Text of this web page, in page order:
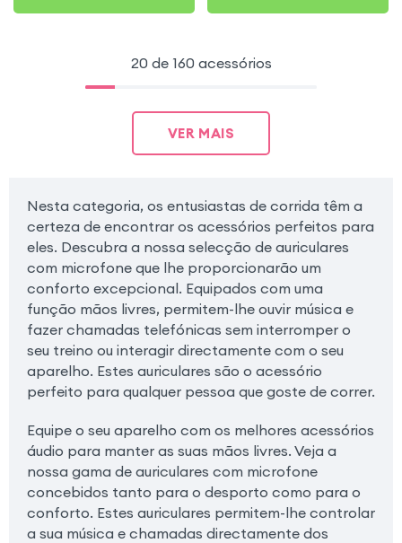
20 de 160 acessórios
VER MAIS
Nesta categoria, os entusiastas de corrida têm a
certeza de encontrar os acessórios perfeitos para
eles. Descubra a nossa selecção de auriculares
com microfone que lhe proporcionarão um
conforto excepcional. Equipados com uma
função mãos livres, permitem-lhe ouvir música e
fazer chamadas telefónicas sem interromper o
seu treino ou interagir directamente com o seu
aparelho. Estes auriculares são o acessório
perfeito para qualquer pessoa que goste de correr.
Equipe o seu aparelho com os melhores acessórios
áudio para manter as suas mãos livres. Veja a
nossa gama de auriculares com microfone
concebidos tanto para o desporto como para o
conforto. Estes auriculares permitem-lhe controlar
a sua música e chamadas directamente dos